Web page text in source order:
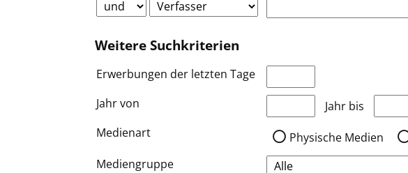
Weitere Suchkriterien
Erwerbungen der letzten Tage
Jahr von
Medien anzeigen, die
Jahr bis
Medienart
Physische Medien
Mediengruppe